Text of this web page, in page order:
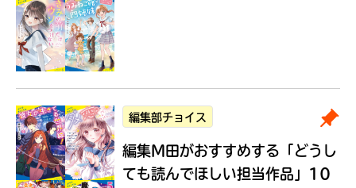
編集部チョイス
編集M田がおすすめする 「どうし
ても読んでほしい担当作品」10